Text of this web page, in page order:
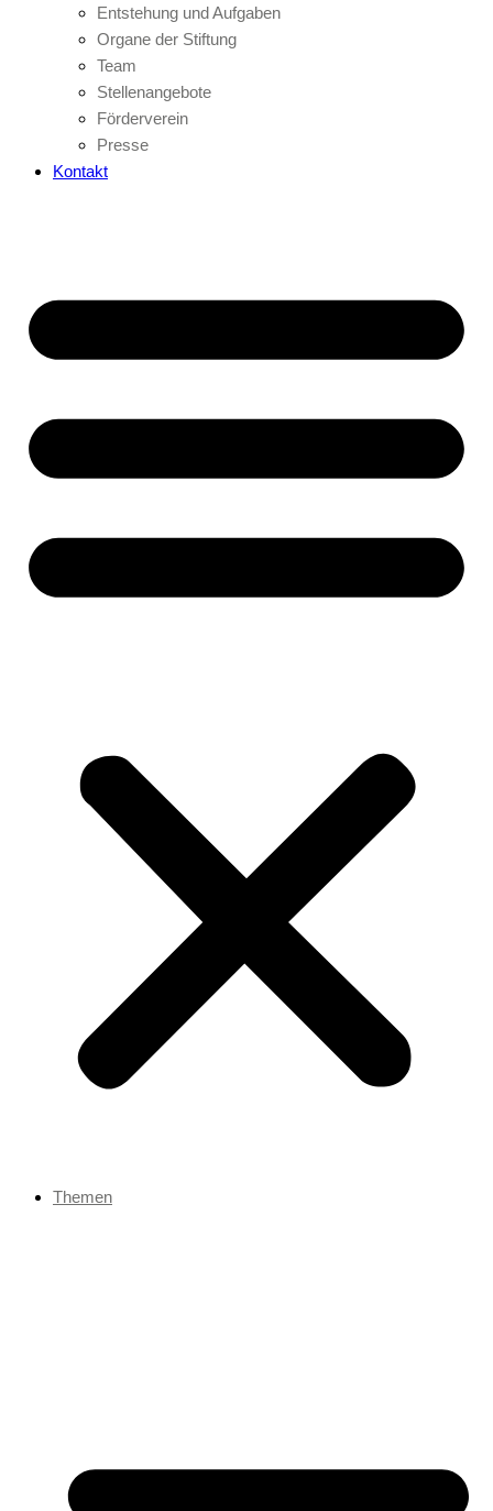
Entstehung und Aufgaben
Organe der Stiftung
Team
Stellenangebote
Förderverein
Presse
Kontakt
Themen